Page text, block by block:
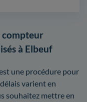
compteur
à Elbeuf
une procédure pour
varient en
souhaitez mettre en